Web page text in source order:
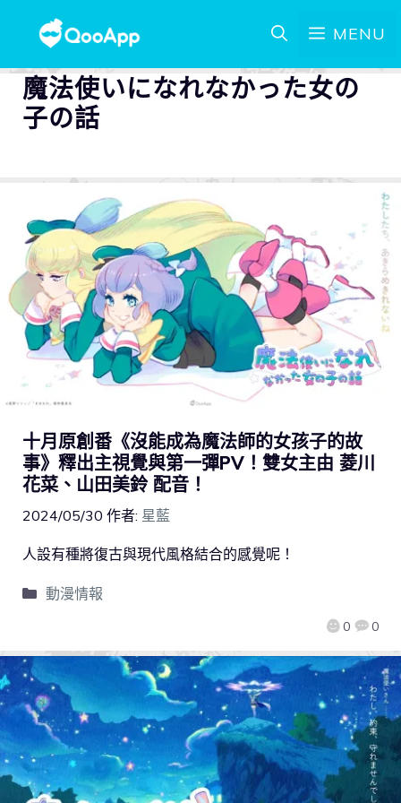
MENU
魔法使いになれなかった女の
子の話
十月原創番《沒能成為魔法師的女孩子的故
事》釋出主視覺與第一彈PV！雙女主由 菱川
花菜、山田美鈴 配音！
2024/05/30 作者: 星藍
0 0
人設有種將復古與現代風格結合的感覺呢！
動漫情報